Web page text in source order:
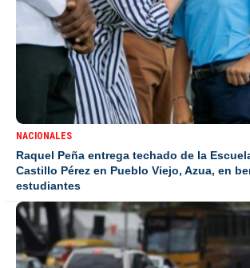
NACIONALES
Raquel Peña entrega techado de la
Castillo Pérez en Pueblo Viejo, Azua, en
estudiantes